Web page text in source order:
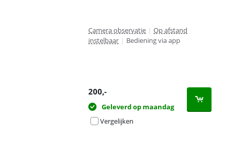
Camera observatie | Op afstand
instelbaar | Bediening via app
200,-
Geleverd op maandag
Vergelijken